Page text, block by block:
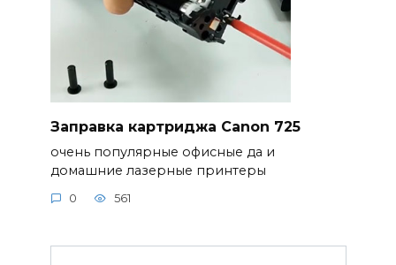
Заправка картриджа Canon 725
очень популярные офисные да и
домашние лазерные принтеры
0 561